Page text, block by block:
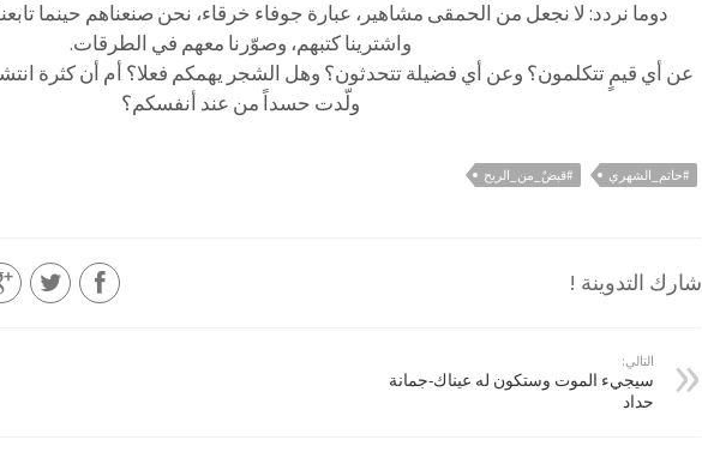
دوما نردد: لا نجعل من الحمقى مشاهير، عبارة جوفاء خرقاء، نحن صنعناهم حينما
واشترينا كتبهم، وصوّرنا معهم في الطرقات.
عن أي قيمٍ تتكلمون؟ وعن أي فضيلة تتحدثون؟ وهل الشجر يهمكم فعلا؟ أم أن كثرة
ولّدت حسداً من عند أنفسكم؟
#حاتم_الشهري #قبضٌ_من_الريح
شارك التدوينة !
التالي:
سيجيء الموت وستكون له عيناك-جمانة
حداد